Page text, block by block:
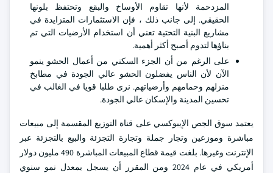
المزدحمة لأنها تقاوم الأوساخ والبقع وتحتفظ بلونها
الحقيقي. إلى جانب ذلك ، فإن الاستثمارات المتزايدة في
مشاريع البنية التحتية تعني أن استخدام الأرضيات التي تم
بناؤها لتدوم أصبح أكثر أهمية.
على الرغم من أن الجزء السكني من أعمال الحشو ينمو
الآن لأن الناس يفضلون الحشو عالي الجودة في مطابخ
منزلهم وحمامهم وأرضياتهم. نرى طلبا قويا في الغالب في
تحسين المدينة والإسكان عالي الجودة.
يعتمد سوق الجص الإيبوكسي على قناة التوزيع المقسمة إلى مبيعات
مباشرة وموزعين وتجار جملة وتجارة التجزئة والبيع بالتجزئة عبر
الإنترنت وغيرها. بلغت قيمة قطاع المبيعات المباشرة 490 مليون دولار
أمريكي في عام 2024 ومن المقرر أن يسجل بمعدل نمو سنوي